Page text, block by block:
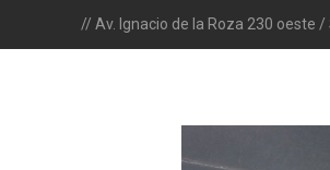
// Av. Ignacio de la Roza 230 oeste